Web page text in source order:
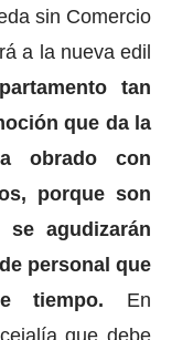
sin Comercio
a la nueva edil
tan
que da la
obrado con
porque son
agudizarán
personal que
tiempo. En